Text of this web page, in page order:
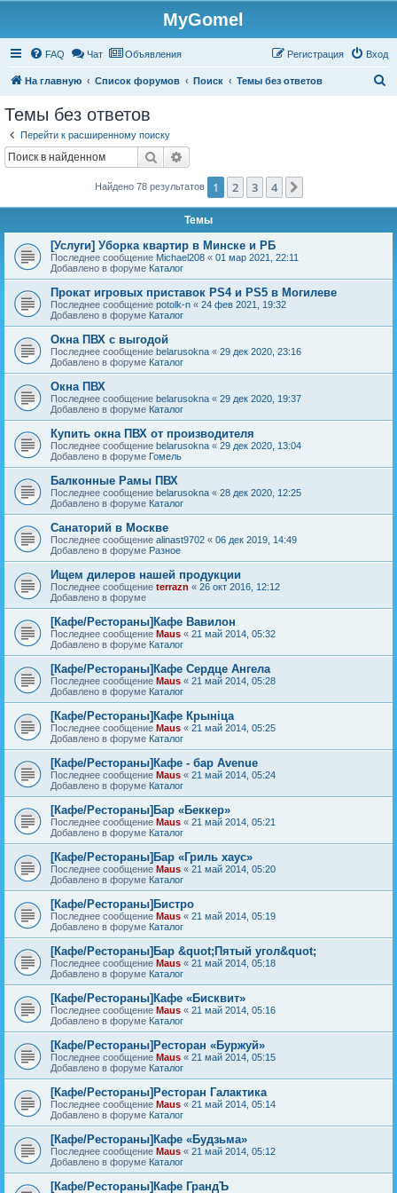
MyGomel
FAQ Чат Объявления Вход
Регистрация
На главную Список форумов Поиск Темы без ответов
Темы без ответов
Перейти к расширенному поиску
Поиск
Найдено 78 результатов 1 2 3 4
Темы
[Услуги] Уборка квартир в Минске и РБ
Последнее сообщение Michael208 « 01 мар 2021, 22:11
Добавлено в форуме Каталог
Прокат игровых приставок PS4 и PS5 в Могилеве
Последнее сообщение potolk-n « 24 фев 2021, 19:32
Добавлено в форуме Каталог
Окна ПВХ с выгодой
Последнее сообщение belarusokna « 29 дек 2020, 23:16
Добавлено в форуме Каталог
Окна ПВХ
Последнее сообщение belarusokna « 29 дек 2020, 19:37
Добавлено в форуме Каталог
Купить окна ПВХ от производителя
Последнее сообщение belarusokna « 29 дек 2020, 13:04
Добавлено в форуме Гомель
Балконные Рамы ПВХ
Последнее сообщение belarusokna « 28 дек 2020, 12:25
Добавлено в форуме Каталог
Санаторий в Москве
Последнее сообщение alinast9702 « 06 дек 2019, 14:49
Добавлено в форуме Разное
Ищем дилеров нашей продукции
Последнее сообщение terrazn « 26 окт 2016, 12:12
Добавлено в форуме
[Кафе/Рестораны]Кафе Вавилон
Последнее сообщение Maus « 21 май 2014, 05:32
Добавлено в форуме Каталог
[Кафе/Рестораны]Кафе Сердце Ангела
Последнее сообщение Maus « 21 май 2014, 05:28
Добавлено в форуме Каталог
[Кафе/Рестораны]Кафе Крыніца
Последнее сообщение Maus « 21 май 2014, 05:25
Добавлено в форуме Каталог
[Кафе/Рестораны]Кафе - бар Avenue
Последнее сообщение Maus « 21 май 2014, 05:24
Добавлено в форуме Каталог
[Кафе/Рестораны]Бар «Беккер»
Последнее сообщение Maus « 21 май 2014, 05:21
Добавлено в форуме Каталог
[Кафе/Рестораны]Бар «Гриль хаус»
Последнее сообщение Maus « 21 май 2014, 05:20
Добавлено в форуме Каталог
[Кафе/Рестораны]Бистро
Последнее сообщение Maus « 21 май 2014, 05:19
Добавлено в форуме Каталог
[Кафе/Рестораны]Бар &quot;Пятый угол&quot;
Последнее сообщение Maus « 21 май 2014, 05:18
Добавлено в форуме Каталог
[Кафе/Рестораны]Кафе «Бисквит»
Последнее сообщение Maus « 21 май 2014, 05:16
Добавлено в форуме Каталог
[Кафе/Рестораны]Ресторан «Буржуй»
Последнее сообщение Maus « 21 май 2014, 05:15
Добавлено в форуме Каталог
[Кафе/Рестораны]Ресторан Галактика
Последнее сообщение Maus « 21 май 2014, 05:14
Добавлено в форуме Каталог
[Кафе/Рестораны]Кафе «Будзьма»
Последнее сообщение Maus « 21 май 2014, 05:12
Добавлено в форуме Каталог
[Кафе/Рестораны]Кафе ГрандЪ